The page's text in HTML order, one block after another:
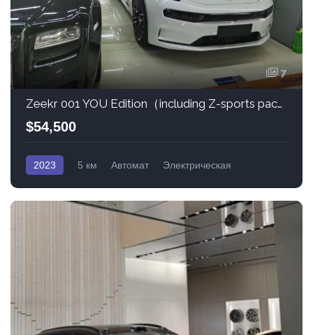
7
Zeekr 001 YOU Edition（including Z-sports package)
$54,500
2023 5 км Автомат
Электрическая